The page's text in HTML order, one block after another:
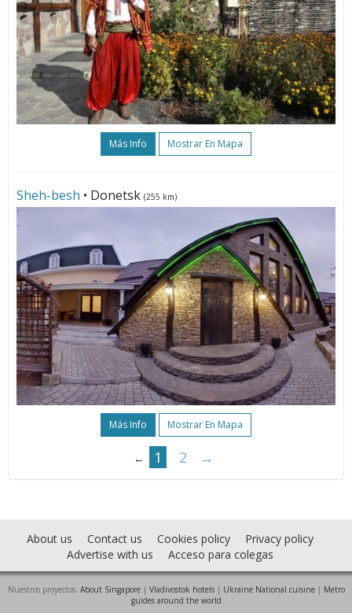
Más Info Mostrar En Mapa
Sheh-besh • Donetsk (255 km)
Más Info Mostrar En Mapa
← 1 2 →
About us Contact us Cookies policy
Privacy policy
Advertise with us
Acceso para colegas
Nuestros proyectos: About Singapore| Vladivostok hotels| Ukraine National cuisine| Metro
guides around the world